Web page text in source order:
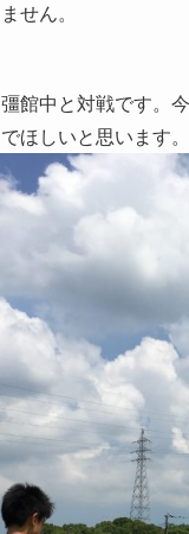
せん。
館中と対戦です。
ほしいと思います。